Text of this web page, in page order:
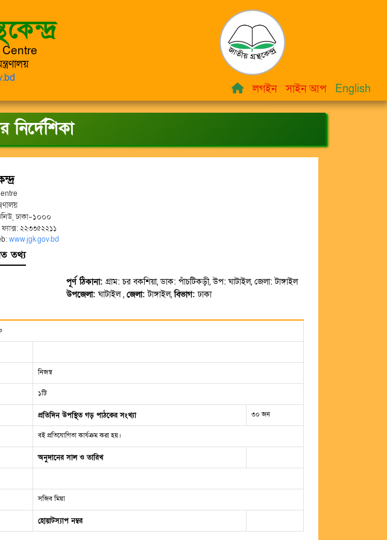
লগইন সাইন আপ English
নির্দেশিকা
ঢাকা-১০০০
২২৩৩৫২২১১
www.jgk.gov.bd
তথ্য
পূর্ণ ঠিকানা: গ্রাম: চর বকশিয়া, ডাক: পাঁচটিকড়ী, উপ: ঘাটাইল, জেলা: টাঙ্গাইল
উপজেলা:ঘাটাইল , জেলা:টাঙ্গাইল,বিভাগ:ঢাকা
নিজস্ব
১টি
প্রতিদিন উপস্থিত গড় পাঠকের সংখ্যা ৩০ জন
বই প্রতিযোগিতা কার্যক্রম করা হয়।
অনুদানের সাল ও তারিখ
সজিব মিয়া
হোয়াটস্যাপ নম্বর